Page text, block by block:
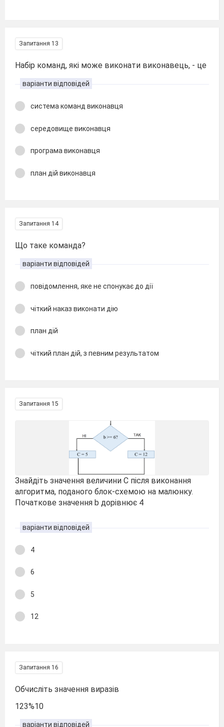
Запитання 13
Набір команд, які може виконати виконавець, - це
варіанти відповідей
система команд виконавця
середовище виконавця
програма виконавця
план дій виконавця
Запитання 14
Що таке команда?
варіанти відповідей
повідомлення, яке не спонукає до дії
чіткий наказ виконати дію
план дій
чіткий план дій, з певним результатом
Запитання 15
Знайдіть значення величини С після виконання
алгоритма, поданого блок-схемою на малюнку.
Початкове значення b дорівнює 4
варіанти відповідей
4
6
5
12
Запитання 16
Обчисліть значення виразів
123%10
варіанти відповідей